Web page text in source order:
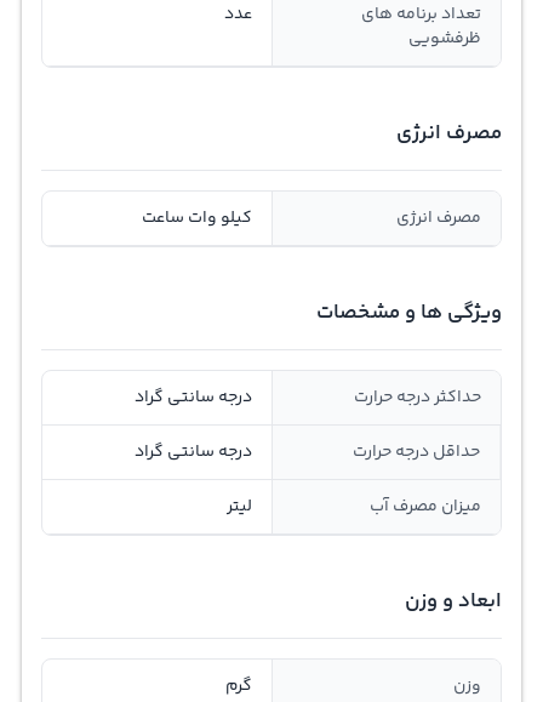
تعداد برنامه های
ظرفشویی
عدد
مصرف انرژی
مصرف انرژی کیلو وات ساعت
ویژگی ها و مشخصات
حداکثر درجه حرارت درجه سانتی گراد
حداقل درجه حرارت درجه سانتی گراد
میزان مصرف آب لیتر
ابعاد و وزن
وزن گرم